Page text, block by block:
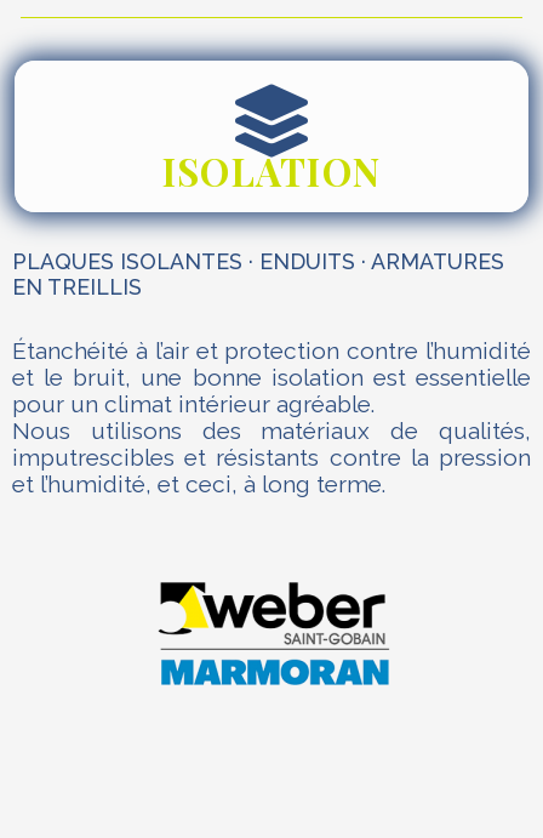
ISOLATION
PLAQUES ISOLANTES · ENDUITS · ARMATURES
EN TREILLIS
Étanchéité à l’air et protection contre l’humidité
et le bruit, une bonne isolation est essentielle
pour un climat intérieur agréable.
Nous utilisons des matériaux de qualités,
imputrescibles et résistants contre la pression
et l’humidité, et ceci, à long terme.